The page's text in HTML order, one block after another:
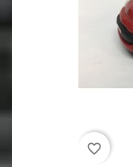
favorite_border